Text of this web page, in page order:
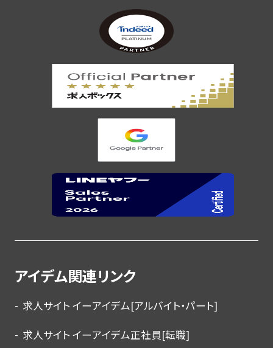
アイデム関連リンク
求人サイト イーアイデム[アルバイト・パート]
求人サイト イーアイデム正社員[転職]